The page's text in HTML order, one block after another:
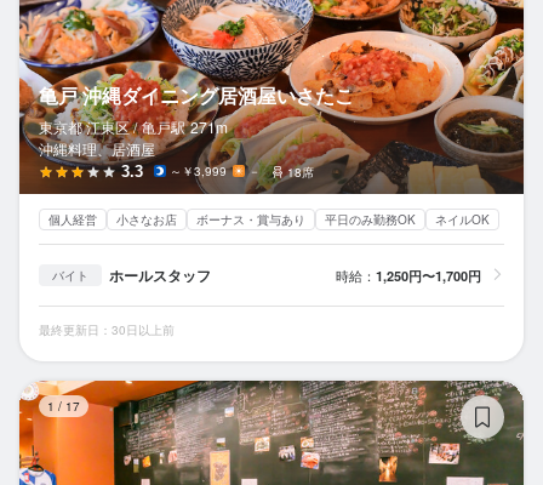
亀戸 沖縄ダイニング居酒屋いさたこ
東京都 江東区 / 亀戸駅 271m
沖縄料理、居酒屋
3.3 ～￥3,999 － 18席
個人経営 小さなお店 ボーナス・賞与あり 平日のみ勤務OK ネイルOK
バイト ホールスタッフ 時給： 1,250円〜1,700円
最終更新日：30日以上前
1 / 17